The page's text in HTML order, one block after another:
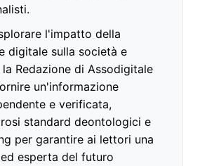
l'impatto della
digitale sulla società e
Redazione di Assodigitale
un'informazione
e verificata,
standard deontologici e
per garantire ai lettori una
esperta del futuro